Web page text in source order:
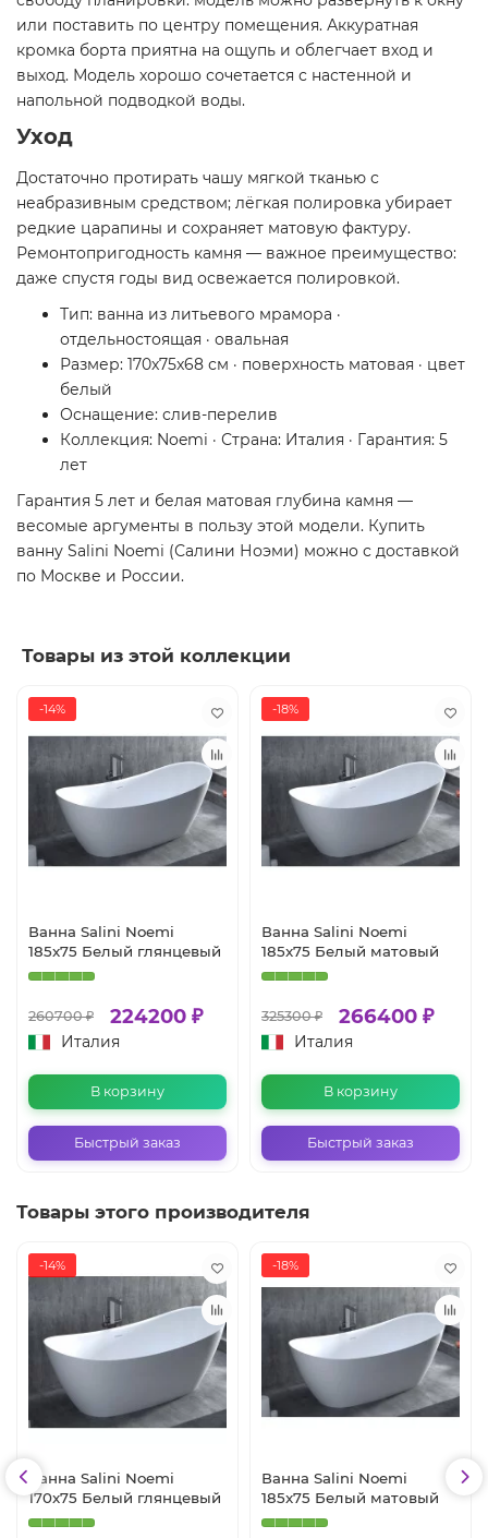
или поставить по центру помещения. Аккуратная
кромка борта приятна на ощупь и облегчает вход и
выход. Модель хорошо сочетается с настенной и
напольной подводкой воды.
Уход
Достаточно протирать чашу мягкой тканью с
неабразивным средством; лёгкая полировка убирает
редкие царапины и сохраняет матовую фактуру.
Ремонтопригодность камня — важное преимущество:
даже спустя годы вид освежается полировкой.
Тип: ванна из литьевого мрамора ·
отдельностоящая · овальная
Размер: 170x75x68 см · поверхность матовая · цвет
белый
Оснащение: слив-перелив
Коллекция: Noemi · Страна: Италия · Гарантия: 5
лет
Гарантия 5 лет и белая матовая глубина камня —
весомые аргументы в пользу этой модели. Купить
ванну Salini Noemi (Салини Ноэми) можно с доставкой
по Москве и России.
Товары из этой коллекции
-14%
Ванна Salini Noemi
185x75 Белый глянцевый
260700 ₽ 224200 ₽
Италия
В корзину
Быстрый заказ
-18%
Ванна Salini Noemi
185x75 Белый матовый
325300 ₽ 266400 ₽
Италия
В корзину
Быстрый заказ
Товары этого производителя
-14%
Ванна Salini Noemi
170x75 Белый глянцевый
-18%
Ванна Salini Noemi
185x75 Белый матовый